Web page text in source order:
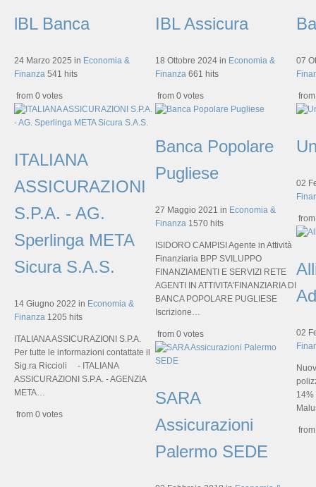
lBL Banca
24 Marzo 2025 in Economia &
Finanza 541 hits
from 0 votes
IBL Assicura
18 Ottobre 2024 in Economia &
Finanza 661 hits
from 0 votes
07
ITALIANA
ASSICURAZIONI
S.P.A. - AG.
Sperlinga META
Sicura S.A.S.
14 Giugno 2022 in Economia &
Finanza 1205 hits
ITALIANA ASSICURAZIONI S.P.A.
Per tutte le informazioni contattate il
Sig.ra Riccioli - ITALIANA
ASSICURAZIONI S.P.A. - AGENZIA
META…
from 0 votes
Banca Popolare
Pugliese
27 Maggio 2021 in Economia &
Finanza 1570 hits
ISIDORO CAMPISI Agente in Attività
Finanziaria BPP SVILUPPO
FINANZIAMENTI E SERVIZI RETE
AGENTI IN ATTIVITA'FINANZIARIA DI
BANCA POPOLARE PUGLIESE
Iscrizione…
from 0 votes
02
02
14%
SARA
Assicurazioni
Palermo SEDE